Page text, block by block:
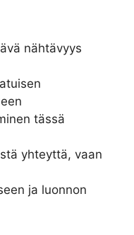
nähtävyys
tässä
yhteyttä, vaan
ja luonnon